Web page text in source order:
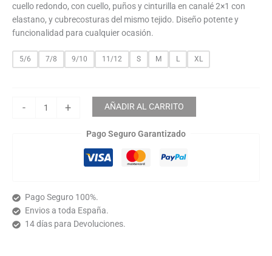
cuello redondo, con cuello, puños y cinturilla en canalé 2×1 con
elastano, y cubrecosturas del mismo tejido. Diseño potente y
funcionalidad para cualquier ocasión.
5/6 7/8 9/10 11/12 S M L XL
- + AÑADIR AL CARRITO
Pago Seguro Garantizado
Pago Seguro 100%.
Envios a toda España.
14 días para Devoluciones.